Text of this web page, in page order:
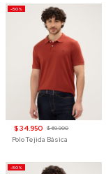
-50%
$ 34.950 $ 69.900
Polo Tejida Básica
-50%